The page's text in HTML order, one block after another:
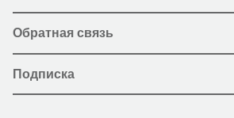
Обратная связь
Подписка